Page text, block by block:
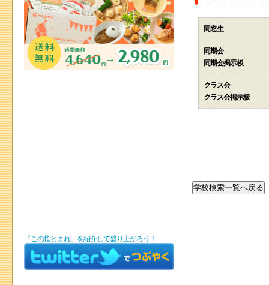
同窓生
同期会
同期会掲示板
クラス会
クラス会掲示板
「この指とまれ」を紹介して盛り上がろう！